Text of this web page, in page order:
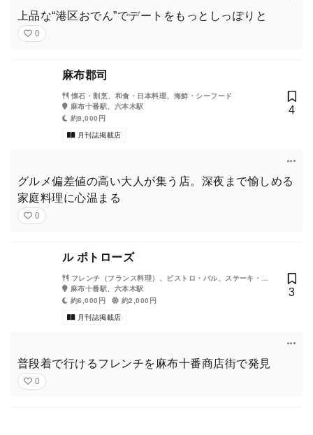
上品な“港区おでん”でデートをもっとしっぽりと
0
麻布郡司
懐石・割烹、和食・日本料理、海鮮・シーフード
麻布十番駅、六本木駅
約9,000円
月刊誌掲載店
4
グルメ偏差値の高い大人が集う店。深夜まで愉しめる
家庭料理に心温まる
0
ル ポトローズ
フレンチ（フランス料理）、ビストロ・バル、ステーキ・鉄
板焼き
麻布十番駅、六本木駅
約6,000円
約2,000円
月刊誌掲載店
3
普段着で行けるフレンチを麻布十番商店街で発見
0